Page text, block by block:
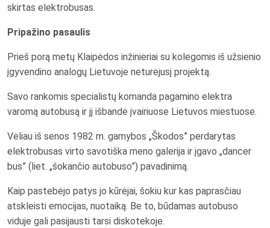
skirtas elektrobusas.
Pripažino pasaulis
Prieš porą metų Klaipėdos inžinieriai su kolegomis iš užsienio
įgyvendino analogų Lietuvoje neturėjusį projektą.
Savo rankomis specialistų komanda pagamino elektra
varomą autobusą ir jį išbandė įvairiuose Lietuvos miestuose.
Vėliau iš senos 1982 m. gamybos „Škodos” perdarytas
elektrobusas virto savotiška meno galerija ir įgavo „dancer
bus” (liet. „šokančio autobuso”) pavadinimą.
Kaip pastebėjo patys jo kūrėjai, šokiu kur kas paprasčiau
atskleisti emocijas, nuotaiką. Be to, būdamas autobuso
viduje gali pasijausti tarsi diskotekoje.